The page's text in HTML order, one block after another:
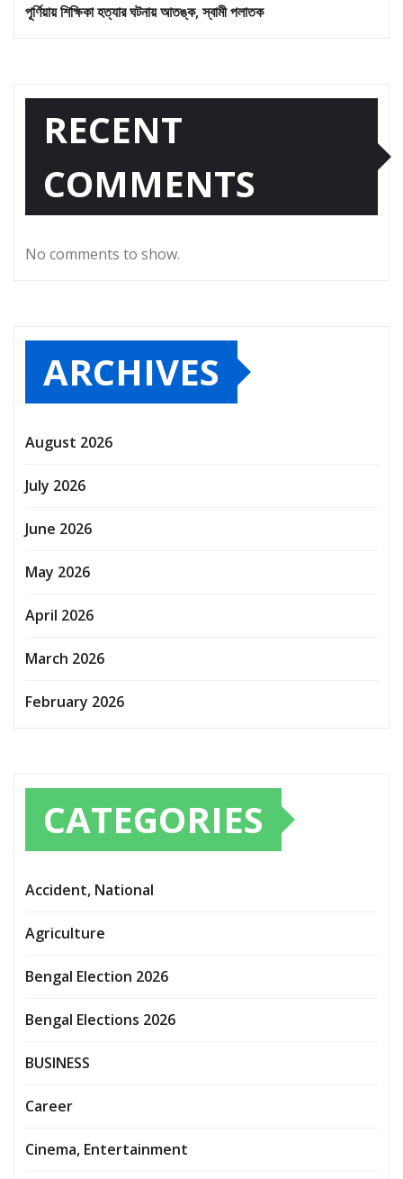
পূর্ণিয়ায় শিক্ষিকা হত্যার ঘটনায় আতঙ্ক, স্বামী পলাতক
RECENT
COMMENTS
No comments to show.
ARCHIVES
August 2026
July 2026
June 2026
May 2026
April 2026
March 2026
February 2026
CATEGORIES
Accident, National
Agriculture
Bengal Election 2026
Bengal Elections 2026
BUSINESS
Career
Cinema, Entertainment